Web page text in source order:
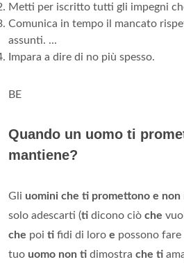
Metti per iscritto tutti gli impegni
Comunica in tempo il mancato
assunti. ...
Impara a dire di no più spesso.
BE
Quando un uomo ti
mantiene?
Gli uomini che ti promettono e non
solo adescarti (ti dicono ciò che
che poi ti fidi di loro e possono fare
tuo uomo non ti dimostra che ti